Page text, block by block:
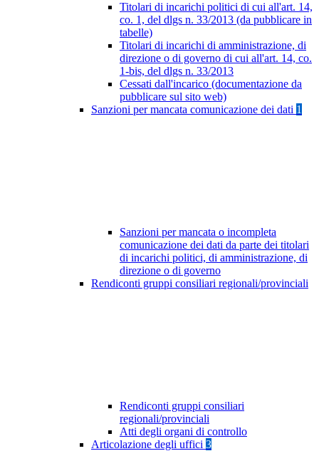
Titolari di incarichi politici di cui all'art. 14,
co. 1, del dlgs n. 33/2013 (da pubblicare in
tabelle)
Titolari di incarichi di amministrazione, di
direzione o di governo di cui all'art. 14, co.
1-bis, del dlgs n. 33/2013
Cessati dall'incarico (documentazione da
pubblicare sul sito web)
Sanzioni per mancata comunicazione dei dati 1
Sanzioni per mancata o incompleta
comunicazione dei dati da parte dei titolari
di incarichi politici, di amministrazione, di
direzione o di governo
Rendiconti gruppi consiliari regionali/provinciali
Rendiconti gruppi consiliari
regionali/provinciali
Atti degli organi di controllo
Articolazione degli uffici 3